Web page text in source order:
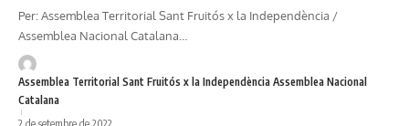
Per: Assemblea Territorial Sant Fruitós x la Independència /
Assemblea Nacional Catalana…
Assemblea Territorial Sant Fruitós x la Independència Assemblea Nacional
Catalana